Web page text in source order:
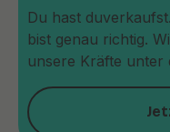
Du hast
bist genau richtig.
unsere Kräfte unter